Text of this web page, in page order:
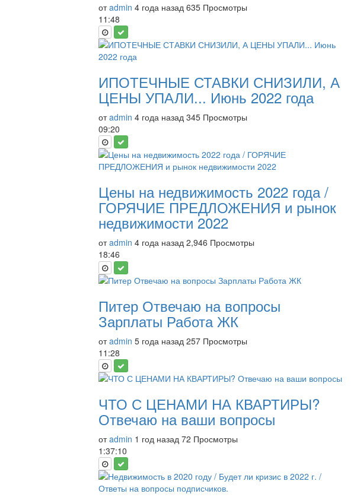
отadmin 4 года назад 635 Просмотры
11:48
ИПОТЕЧНЫЕ СТАВКИ СНИЗИЛИ, А
ЦЕНЫ УПАЛИ... Июнь 2022 года
отadmin 4 года назад 345 Просмотры
09:20
Цены на недвижимость 2022 года /
ГОРЯЧИЕ ПРЕДЛОЖЕНИЯ и рынок
недвижимости 2022
отadmin 4 года назад 2,946 Просмотры
18:46
Питер Отвечаю на вопросы
Зарплаты Работа ЖК
отadmin 5 года назад 257 Просмотры
11:28
ЧТО С ЦЕНАМИ НА КВАРТИРЫ?
Отвечаю на ваши вопросы
отadmin 1 год назад 72 Просмотры
1:37:10